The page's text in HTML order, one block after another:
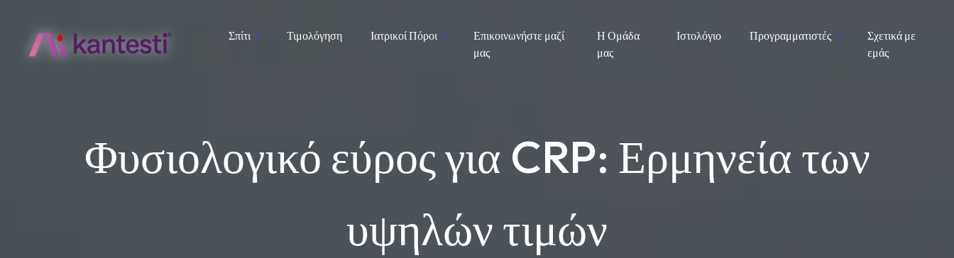
Σπίτι Τιμολόγηση Ιατρικοί Πόροι
Επικοινωνήστε μαζί
μας
Η Ομάδα
μας
Ιστολόγιο Προγραμματιστές
Σχετικά με
εμάς
Φυσιολογικό εύρος για CRP: Ερμηνεία των
υψηλών τιμών